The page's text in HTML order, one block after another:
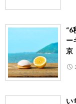
“6
ー
京
い